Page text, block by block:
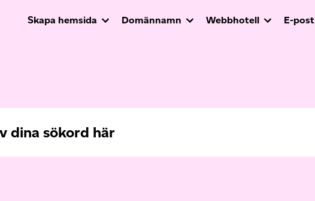
Skapa hemsida Domännamn Webbhotell E-post